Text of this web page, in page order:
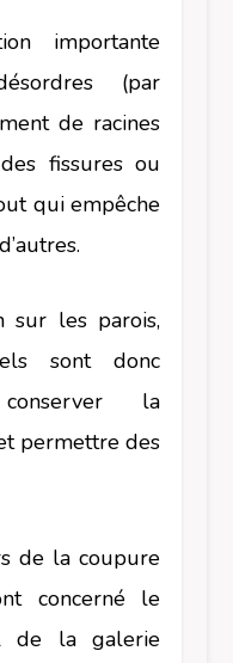
importante
(par
de racines
fissures ou
qui empêche
sur les parois,
sont donc
la
permettre des
de la coupure
concerné le
de la galerie